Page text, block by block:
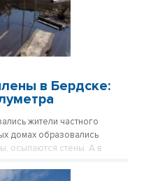
в Бердске:
жители частного
домах образовались
осыпаются стены. А в